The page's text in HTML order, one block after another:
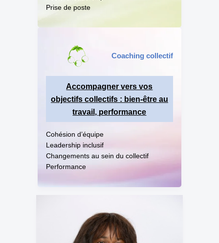
Prise de poste
Coaching collectif
Accompagner vers vos
objectifs collectifs : bien-être au
travail, performance
Cohésion d’équipe
Leadership inclusif
Changements au sein du collectif
Performance